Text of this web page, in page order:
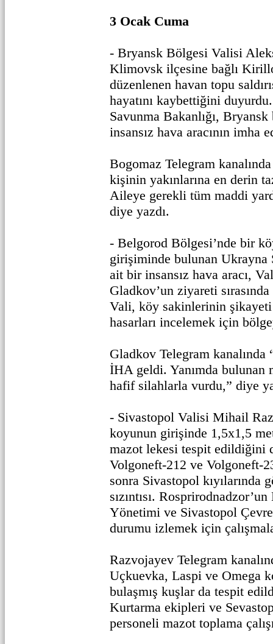
3 Ocak Cuma
- Bryansk Bölgesi Valisi
Klimovsk ilçesine bağlı
düzenlenen havan topu
hayatını kaybettiğini
Savunma Bakanlığı,
insansız hava aracının imha
Bogomaz Telegram
kişinin yakınlarına en derin
Aileye gerekli tüm maddi
diye yazdı.
- Belgorod Bölgesi’nde bir
girişiminde bulunan Ukrayna
ait bir insansız hava aracı,
Gladkov’un ziyareti
Vali, köy sakinlerinin
hasarları incelemek için
Gladkov Telegram
İHA geldi. Yanımda bulunan
hafif silahlarla vurdu,” diye
- Sivastopol Valisi Mihail
koyunun girişinde 1,5x1,5
mazot lekesi tespit edildiğini
Volgoneft-212 ve Volgoneft-
sonra Sivastopol kıyılarında
sızıntısı.
Yönetimi ve Sivastopol
durumu izlemek için
Razvojayev Telegram
Uçkuevka, Laspi ve Omega
bulaşmış kuşlar da tespit
Kurtarma ekipleri ve
personeli mazot toplama